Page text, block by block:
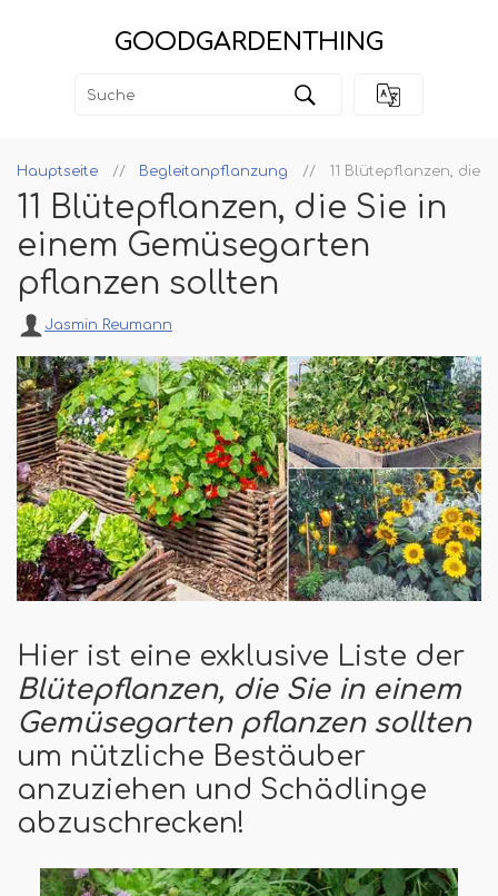
GOODGARDENTHING
Hauptseite Begleitanpflanzung 11 Blütepflanzen, die
11 Blütepflanzen, die Sie in
einem Gemüsegarten
pflanzen sollten
Jasmin Reumann
Hier ist eine exklusive Liste der
Blütepflanzen, die Sie in einem
Gemüsegarten pflanzen sollten
um nützliche Bestäuber
anzuziehen und Schädlinge
abzuschrecken!